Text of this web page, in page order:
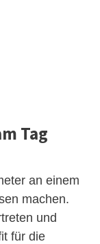
Tag
an einem
machen.
und
für die